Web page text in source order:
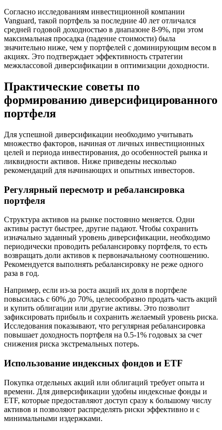
Согласно исследованиям инвестиционной компании
Vanguard, такой портфель за последние 40 лет отличался
средней годовой доходностью в диапазоне 8-9%, при этом
максимальная просадка (падение стоимости) была
значительно ниже, чем у портфелей с доминирующим весом в
акциях. Это подтверждает эффективность стратегии
межклассовой диверсификации в оптимизации доходности.
Практические советы по
формированию диверсифицированного
портфеля
Для успешной диверсификации необходимо учитывать
множество факторов, начиная от личных инвестиционных
целей и периода инвестирования, до особенностей рынка и
ликвидности активов. Ниже приведены несколько
рекомендаций для начинающих и опытных инвесторов.
Регулярный пересмотр и ребалансировка
портфеля
Структура активов на рынке постоянно меняется. Одни
активы растут быстрее, другие падают. Чтобы сохранить
изначально заданный уровень диверсификации, необходимо
периодически проводить ребалансировку портфеля, то есть
возвращать доли активов к первоначальному соотношению.
Рекомендуется выполнять ребалансировку не реже одного
раза в год.
Например, если из-за роста акций их доля в портфеле
повысилась с 60% до 70%, целесообразно продать часть акций
и купить облигации или другие активы. Это позволит
зафиксировать прибыль и сохранить желаемый уровень риска.
Исследования показывают, что регулярная ребалансировка
повышает доходность портфеля на 0.5-1% годовых за счет
снижения риска экстремальных потерь.
Использование индексных фондов и ETF
Покупка отдельных акций или облигаций требует опыта и
времени. Для диверсификации удобны индексные фонды и
ETF, которые предоставляют доступ сразу к большому числу
активов и позволяют распределять риски эффективно и с
минимальными издержками.